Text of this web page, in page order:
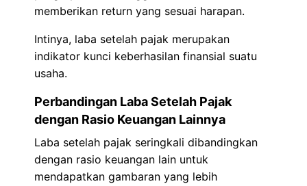
memberikan return yang sesuai harapan.
Intinya, laba setelah pajak merupakan
indikator kunci keberhasilan finansial suatu
usaha.
Perbandingan Laba Setelah Pajak
dengan Rasio Keuangan Lainnya
Laba setelah pajak seringkali dibandingkan
dengan rasio keuangan lain untuk
mendapatkan gambaran yang lebih